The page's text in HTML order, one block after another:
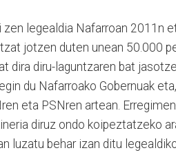
legealdia Nafarroan 2011n
jotzen duten unean 50.000
dira diru-laguntzaren bat
du Nafarroako Gobernuak
eta PSNren artean.
diruz ondo koipeztatzeko
luzatu behar izan ditu